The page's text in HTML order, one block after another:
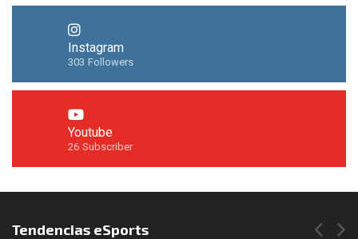
Instagram
303 Followers
Youtube
26 Subscriber
Síguenos en Instagram
Tendencias eSports